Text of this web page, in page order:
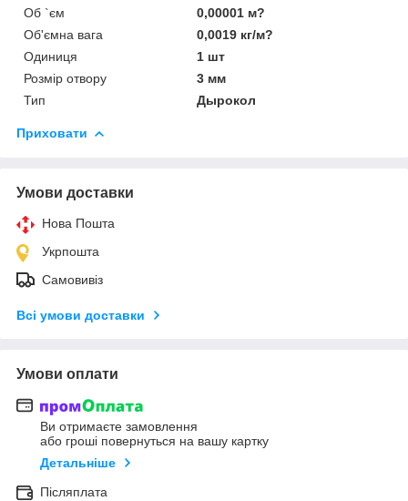
Об `єм
0,00001 м?
Об'ємна вага
0,0019 кг/м?
Одиниця
1 шт
Розмір отвору
3 мм
Тип
Дырокол
Приховати
Умови доставки
Нова Пошта
Укрпошта
Самовивіз
Всі умови доставки
Умови оплати
Ви отримаєте замовлення
або гроші повернуться на вашу картку
Детальніше
Післяплата